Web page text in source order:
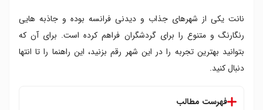
نانت یکی از شهرهای جذاب و دیدنی فرانسه بوده و جاذبه هایی
رنگارنگ و متنوع را برای گردشگران فراهم کرده است. برای آن که
بتوانید بهترین تجربه را در این شهر رقم بزنید، این راهنما را تا انتها
دنبال کنید.
فهرست مطالب